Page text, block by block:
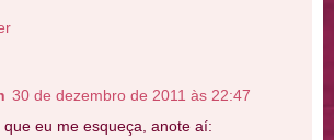
30 de dezembro de 2011 às 22:47
que eu me esqueça, anote aí: